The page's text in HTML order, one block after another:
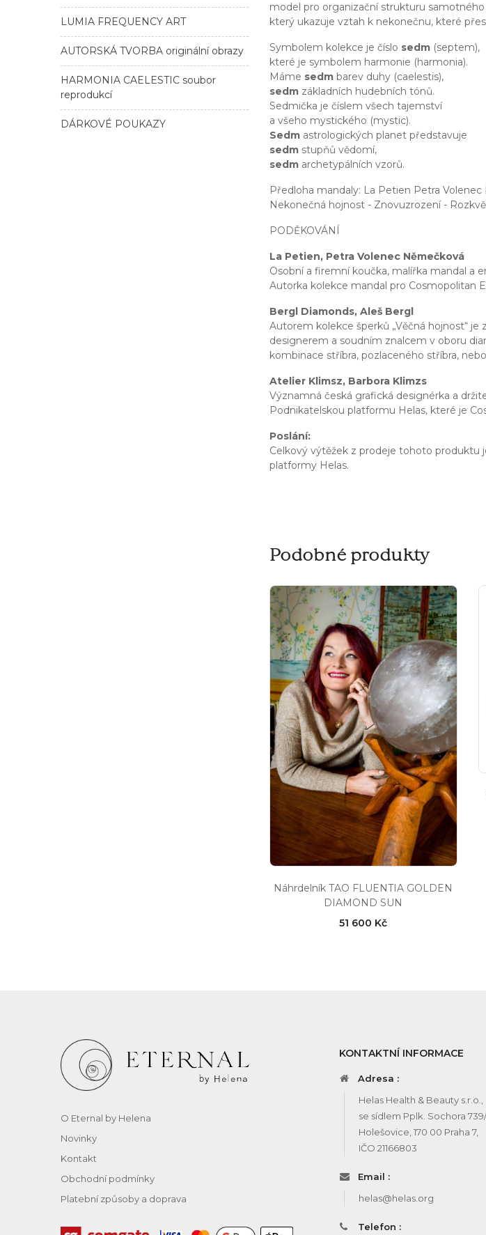
LUMIA FREQUENCY ART
AUTORSKÁ TVORBA originální obrazy
HARMONIA CAELESTIC soubor
reprodukcí
DÁRKOVÉ POUKAZY
model pro organizační strukturu
který ukazuje vztah k nekonečnu, které
Symbolem kolekce je číslo sedm (septem),
které je symbolem harmonie (harmonia).
Máme sedm barev duhy (caelestis),
sedm základních hudebních tónů.
Sedmička je číslem všech tajemství
a všeho mystického (mystic).
Sedm astrologických planet představuje
sedm stupňů vědomí,
sedm archetypálních vzorů.
Předloha mandaly: La Petien Petra Volenec
Nekonečná hojnost - Znovuzrození -
PODĚKOVÁNÍ
La Petien, Petra Volenec Němečková
Osobní a firemní koučka, malířka mandal a
Autorka kolekce mandal pro Cosmopolitan
Bergl Diamonds, Aleš Bergl
Autorem kolekce šperků „Věčná hojnost“
designerem a soudním znalcem v oboru
kombinace stříbra, pozlaceného stříbra,
Atelier Klimsz, Barbora Klimzs
Významná česká grafická designérka a
Podnikatelskou platformu Helas, které je
Poslání:
Celkový výtěžek z prodeje tohoto produktu
platformy Helas.
Podobné produkty
Náhrdelník TAO FLUENTIA GOLDEN
DIAMOND SUN
51 600 Kč
O Eternal by Helena
Novinky
Kontakt
Obchodní podmínky
Platební způsoby a doprava
KONTAKTNÍ INFORMACE
Adresa :
Helas Health & Beauty s.r.o.,
se sídlem Pplk. Sochora
Holešovice, 170 00 Praha 7,
IČO 21166803
Email :
helas@helas.org
Telefon :